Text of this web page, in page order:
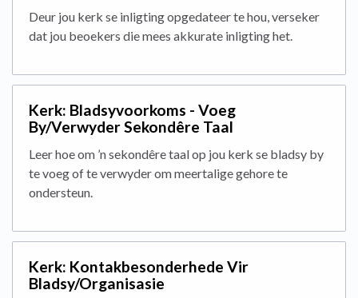
Deur jou kerk se inligting opgedateer te hou, verseker
dat jou beoekers die mees akkurate inligting het.
Kerk: Bladsyvoorkoms - Voeg
By/Verwyder Sekondêre Taal
Leer hoe om ’n sekondêre taal op jou kerk se bladsy by
te voeg of te verwyder om meertalige gehore te
ondersteun.
Kerk: Kontakbesonderhede Vir
Bladsy/Organisasie